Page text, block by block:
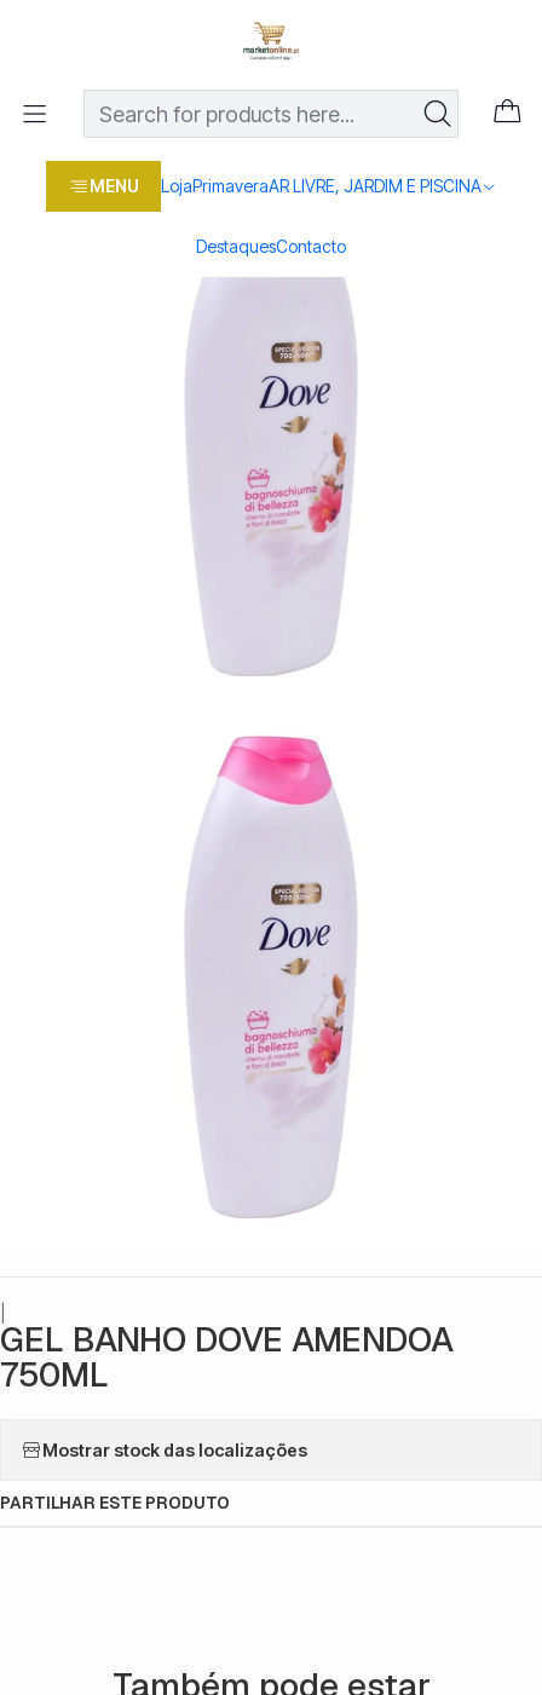
MENU LojaPrimaveraAR LIVRE, JARDIM E PISCINA
DestaquesContacto
Os melhores preços em produtos para casa, jardim e bricolage
Loja Beleza e saúde GEL BANHO DOVE AMENDOA 750ML
GEL BANHO DOVE AMENDOA
750ML
Mostrar stock das localizações
PARTILHAR ESTE PRODUTO
Também pode estar